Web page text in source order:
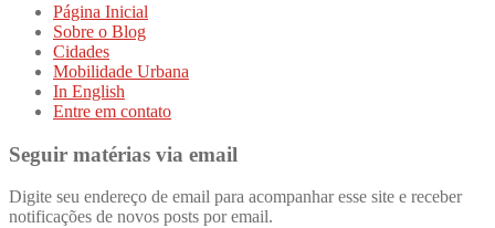
Página Inicial
Sobre o Blog
Cidades
Mobilidade Urbana
In English
Entre em contato
Seguir matérias via email
Digite seu endereço de email para acompanhar esse site e receber
notificações de novos posts por email.